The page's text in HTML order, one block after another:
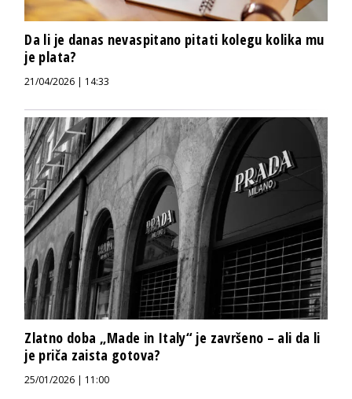
Da li je danas nevaspitano pitati kolegu kolika mu
je plata?
21/04/2026 | 14:33
Zlatno doba „Made in Italy“ je završeno – ali da li
je priča zaista gotova?
25/01/2026 | 11:00